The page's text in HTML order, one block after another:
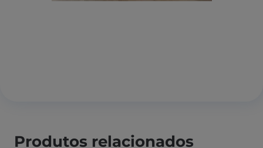
Produtos relacionados